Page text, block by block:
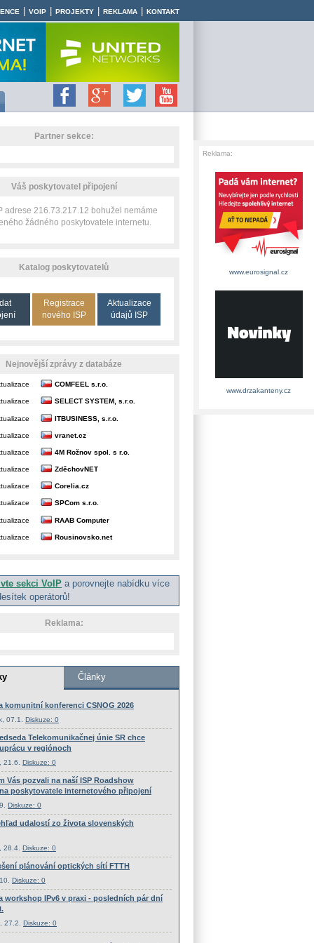
VOIP PROJEKTY REKLAMA KONTAKT
Partner sekce:
Váš poskytovatel připojení
adrese 216.73.217.12 bohužel nemáme
žádného poskytovatele internetu.
Katalog poskytovatelů
Registrace
nového ISP
Aktualizace
údajů ISP
Nejnovější zprávy z databáze
COMFEEL s.r.o.
SELECT SYSTEM, s.r.o.
ITBUSINESS, s.r.o.
vranet.cz
4M Rožnov spol. s r.o.
ZděchovNET
Corelia.cz
SPCom s.r.o.
RAAB Computer
Rousinovsko.net
sekci VoIP a porovnejte nabídku více
operátorů!
Reklama:
Reklama:
www.eurosignal.cz
www.drzakanteny.cz